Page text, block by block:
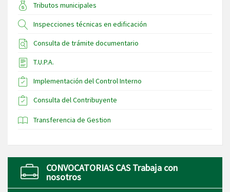
Tributos municipales
Inspecciones técnicas en edificación
Consulta de trámite documentario
T.U.P.A.
Implementación del Control Interno
Consulta del Contribuyente
Transferencia de Gestion
CONVOCATORIAS CAS Trabaja con
nosotros